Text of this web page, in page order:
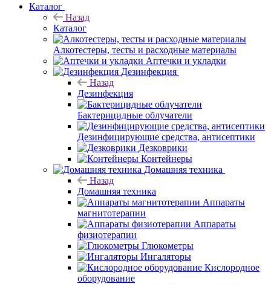
Каталог
Назад
Каталог
Алкотестеры, тесты и расходные материалы
Аптечки и укладки
Дезинфекция
Назад
Дезинфекция
Бактерицидные облучатели
Дезинфицирующие средства, антисептики
Дезковрики
Контейнеры
Домашняя техника
Назад
Домашняя техника
Аппараты
магнитотерапии
Аппараты
физиотерапии
Глюкометры
Ингаляторы
Кислородное
оборудование